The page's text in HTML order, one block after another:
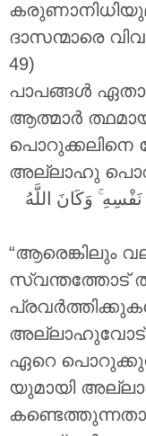
ദാസന്മാരെ
49)
പാപങ്ങൾ
ആത്മാർ
അല്ലാഹു
نَفْسِهِۚ وَكَانَ اللَّهُ
“ആരെങ്കിലും
സ്വന്തത്തോട്
അല്ലാഹുവോട്
ഏറെ
യുമായി